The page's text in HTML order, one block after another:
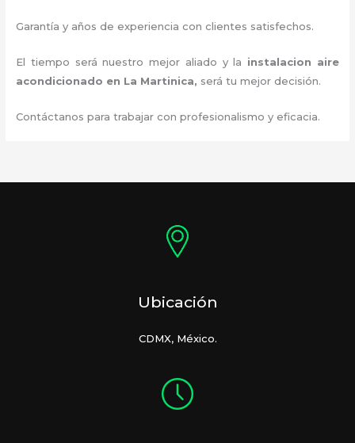
Garantía y años de experiencia con clientes satisfechos.
El tiempo será nuestro mejor aliado y la instalacion aire
acondicionado en La Martinica, será tu mejor decisión.
Contáctanos para trabajar con profesionalismo y eficacia.
Ubicación
CDMX, México.